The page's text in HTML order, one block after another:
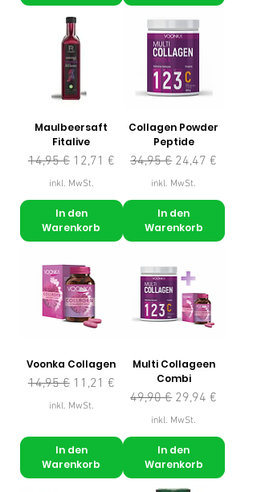
Maulbeersaft
Fitalive
Standardpreis
14,95 € Sale-Preis
12,71 €
inkl. MwSt.
In den
Warenkorb
Collagen Powder
Peptide
Standardpreis
34,95 € Sale-Preis
24,47 €
inkl. MwSt.
In den
Warenkorb
Voonka Collagen
Standardpreis
14,95 € Sale-Preis
11,21 €
inkl. MwSt.
In den
Warenkorb
Multi Collageen
Combi
Standardpreis
49,90 € Sale-Preis
29,94 €
inkl. MwSt.
In den
Warenkorb